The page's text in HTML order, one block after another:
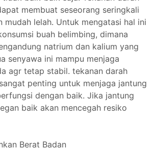
membuat seseorang seringkali
mudah lelah. Untuk mengatasi hal ini
buah belimbing, dimana
natrium dan kalium yang
senyawa ini mampu menjaga
agr tetap stabil. tekanan darah
penting untuk menjaga jantung
dengan baik. Jika jantung
baik akan mencegah resiko
Berat Badan